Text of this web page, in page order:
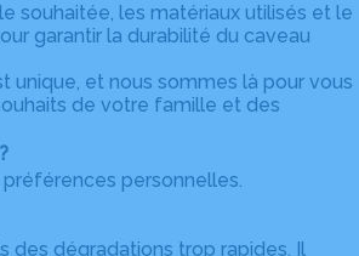
souhaitée, les matériaux utilisés et le
garantir la durabilité du caveau
unique, et nous sommes là pour vous
de votre famille et des
personnelles.
des dégradations trop rapides. Il